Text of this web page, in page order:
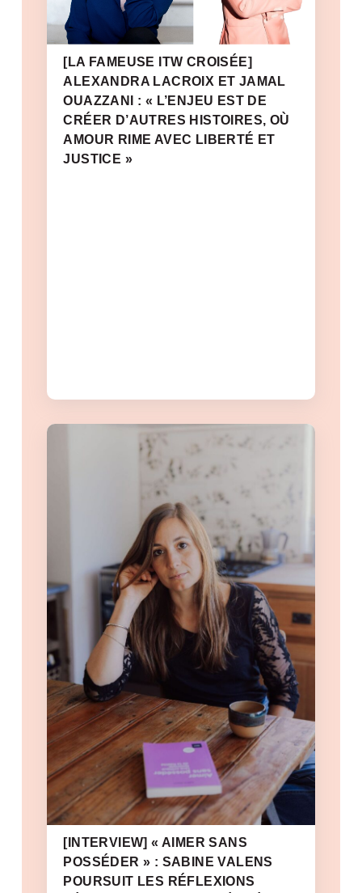
[LA FAMEUSE ITW CROISÉE]
ALEXANDRA LACROIX ET JAMAL
OUAZZANI : « L’ENJEU EST DE
CRÉER D’AUTRES HISTOIRES, OÙ
AMOUR RIME AVEC LIBERTÉ ET
JUSTICE »
[INTERVIEW] « AIMER SANS
POSSÉDER » : SABINE VALENS
POURSUIT LES RÉFLEXIONS